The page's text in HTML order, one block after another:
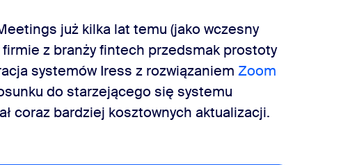
już kilka lat temu (jako wczesny
z branży fintech przedsmak prostoty
systemów Iress z rozwiązaniemZoom
do starzejącego się systemu
coraz bardziej kosztownych aktualizacji.